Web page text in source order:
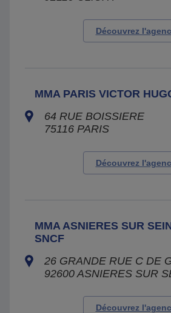
Découvrez
MMA PARIS VICTOR
64 RUE BOISSIERE
75116 PARIS
Découvrez
MMA ASNIERES SUR
SNCF
26 GRANDE RUE C DE
92600 ASNIERES SUR
Découvrez